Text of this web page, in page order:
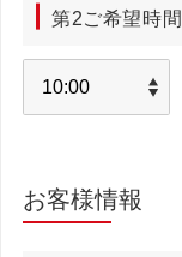
第2ご希望時間
お客様情報